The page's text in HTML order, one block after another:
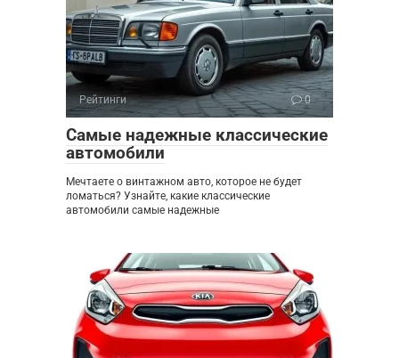
Рейтинги 0
Самые надежные классические
автомобили
Мечтаете о винтажном авто, которое не будет
ломаться? Узнайте, какие классические
автомобили самые надежные